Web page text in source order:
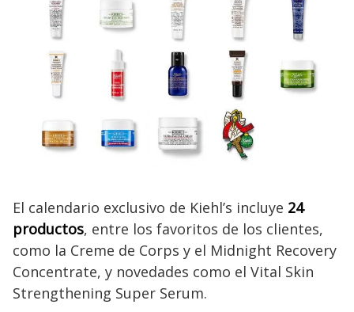
El calendario exclusivo de Kiehl’s incluye 24
productos, entre los favoritos de los clientes,
como la Creme de Corps y el Midnight Recovery
Concentrate, y novedades como el Vital Skin
Strengthening Super Serum.